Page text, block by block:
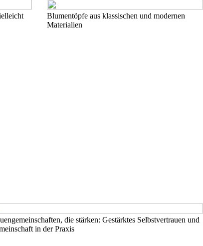
Blumentöpfe aus klassischen und modernen
Materialien
die stärken: Gestärktes Selbstvertrauen und
in der Praxis